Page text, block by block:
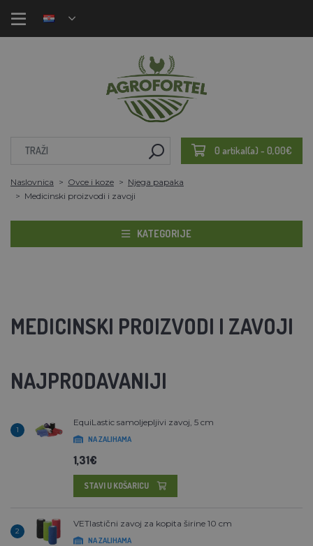
0 artikal(a) - 0,00€
Naslovnica Ovce i koze
Njega papaka
Medicinski proizvodi i zavoji
KATEGORIJE
MEDICINSKI PROIZVODI I ZAVOJI
NAJPRODAVANIJI
1
EquiLastic samoljepljivi zavoj, 5 cm
NA ZALIHAMA
1,31€
STAVI U KOŠARICU
2
VETlastični zavoj za kopita širine 10 cm
NA ZALIHAMA